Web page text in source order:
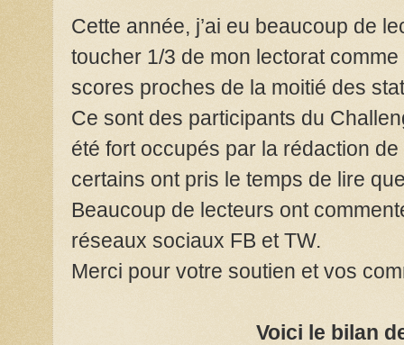
Cette année, j’ai eu beaucoup de
toucher 1/3 de mon lectorat
scores proches de la moitié des
Ce sont des participants du
été fort occupés par la rédaction
certains ont pris le temps de lire
Beaucoup de lecteurs ont
réseaux sociaux FB et TW.
Merci pour votre soutien et vos
Voici le bilan